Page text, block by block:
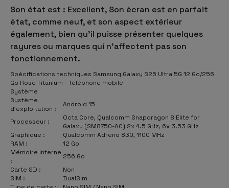
Son état est : Excellent, Son écran est en parfait
état, comme neuf, et son aspect extérieur
également, bien qu'il puisse présenter quelques
rayures ou marques qui n'affectent pas son
fonctionnement.
Spécifications techniques Samsung Galaxy S25 Ultra 5G 12 Go/256
Go Rose Titanium - Téléphone mobile
Système
Système
d'exploitation :
Android 15
Processeur :
Octa Core, Qualcomm Snapdragon 8 Elite for
Galaxy (SM8750-AC) 2x 4.5 GHz, 6x 3.53 GHz
Graphique :
Qualcomm Adreno 830, 1100 MHz
RAM :
12 Go
Mémoire interne
:
256 Go
Carte SD :
Non
SIM :
DualSim